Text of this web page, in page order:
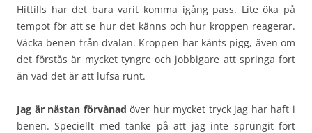
Hittills har det bara varit komma igång pass. Lite öka på
tempot för att se hur det känns och hur kroppen reagerar.
Väcka benen från dvalan. Kroppen har känts pigg, även om
det förstås är mycket tyngre och jobbigare att springa fort
än vad det är att lufsa runt.
Jag är nästan förvånad över hur mycket tryck jag har haft i
benen. Speciellt med tanke på att jag inte sprungit fort